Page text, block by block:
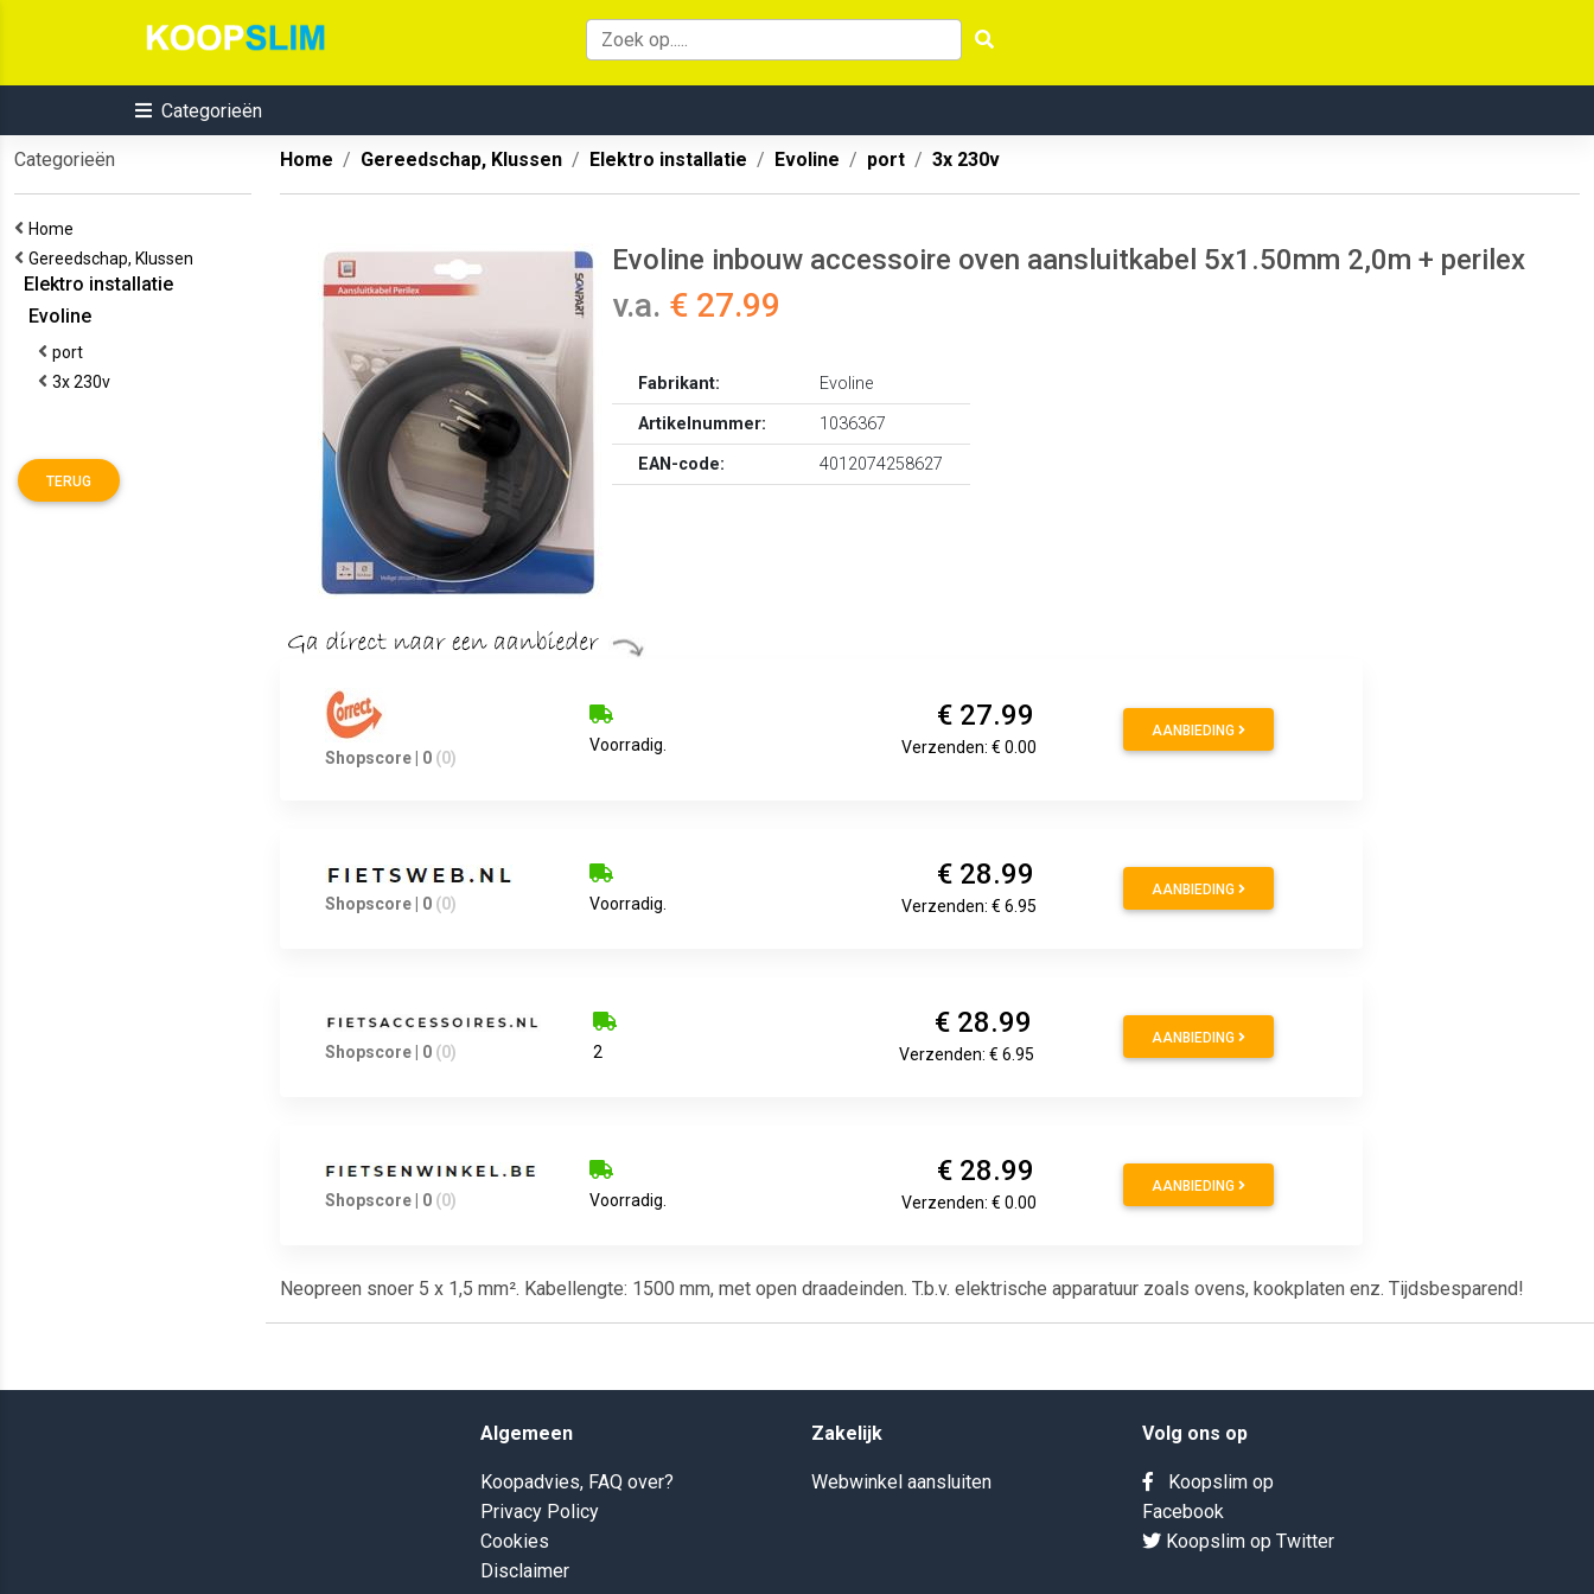
Categorieën
Categorieën
Home
Gereedschap, Klussen
Elektro installatie
Evoline
port
3x 230v
TERUG
Home Gereedschap, Klussen Elektro installatie Evoline port 3x 230v
Evoline inbouw accessoire oven aansluitkabel 5x1.50mm 2,0m + perilex
v.a. € 27.99
Fabrikant:
Evoline
Artikelnummer:
1036367
EAN-code:
4012074258627
Shopscore | 0 (0)
Voorradig.
€ 27.99
Verzenden: € 0.00
AANBIEDING
Shopscore | 0 (0) Voorradig.
€ 28.99
Verzenden: € 6.95
AANBIEDING
Shopscore | 0 (0) 2
€ 28.99
Verzenden: € 6.95
AANBIEDING
Shopscore | 0 (0) Voorradig.
€ 28.99
Verzenden: € 0.00
AANBIEDING
Neopreen snoer 5 x 1,5 mm². Kabellengte: 1500 mm, met open draadeinden. T.b.v. elektrische apparatuur zoals ovens, kookplaten enz. Tijdsbesparend!
Algemeen
Koopadvies, FAQ over?
Privacy Policy
Cookies
Disclaimer
Zakelijk
Webwinkel aansluiten
Volg ons op
Koopslim op
Facebook
Koopslim op Twitter